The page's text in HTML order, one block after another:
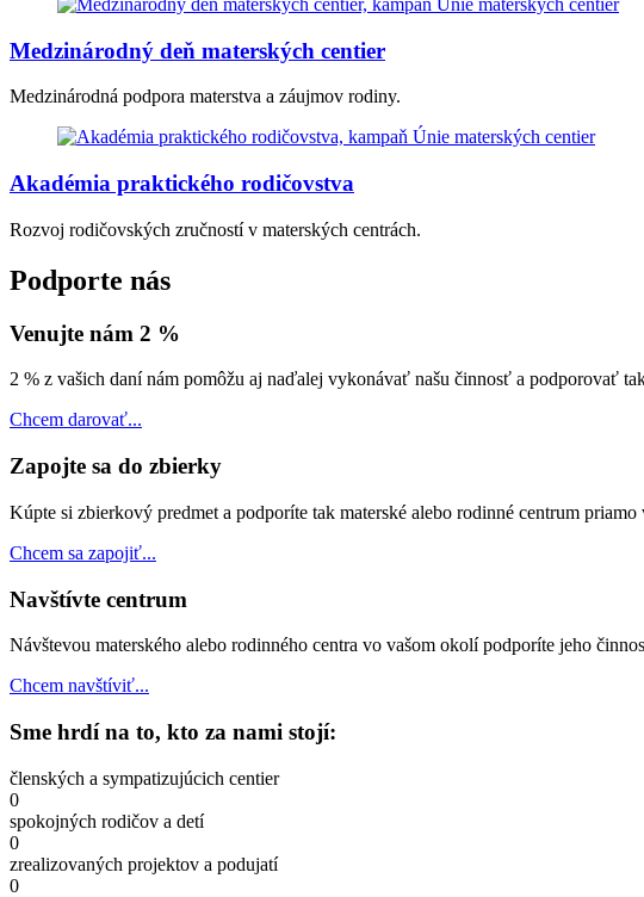
Medzinárodný deň materských centier
Medzinárodná podpora materstva a záujmov rodiny.
Akadémia praktického rodičovstva
Rozvoj rodičovských zručností v materských centrách.
Podporte nás
Venujte nám 2 %
2 % z vašich daní nám pomôžu aj naďalej vykonávať našu činnosť a podporovať
Chcem darovať...
Zapojte sa do zbierky
Kúpte si zbierkový predmet a podporíte tak materské alebo rodinné centrum priamo
Chcem sa zapojiť...
Navštívte centrum
Návštevou materského alebo rodinného centra vo vašom okolí podporíte jeho
Chcem navštíviť...
Sme hrdí na to, kto za nami stojí:
členských a sympatizujúcich centier
0
spokojných rodičov a detí
0
zrealizovaných projektov a podujatí
0